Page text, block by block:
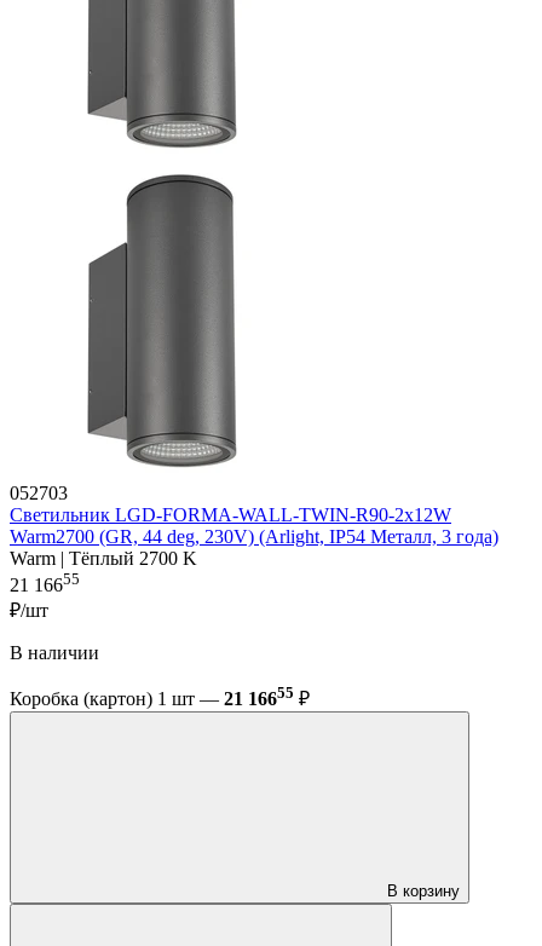
052703
Светильник LGD-FORMA-WALL-TWIN-R90-2x12W
Warm2700 (GR, 44 deg, 230V) (Arlight, IP54 Металл, 3 года)
Warm | Тёплый 2700 K
21 16655
₽/шт
В наличии
Коробка (картон) 1 шт — 21 16655 ₽
В корзину